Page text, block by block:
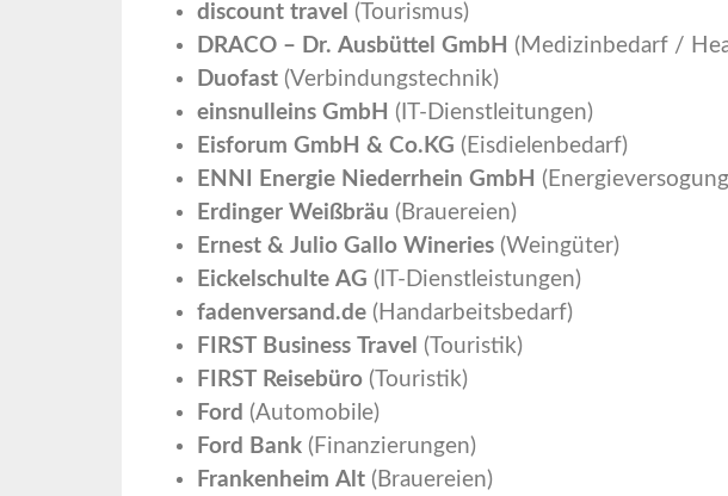
discount travel (Tourismus)
DRACO – Dr. Ausbüttel GmbH (Medizinbedarf /
Duofast(Verbindungstechnik)
einsnulleins GmbH (IT-Dienstleitungen)
Eisforum GmbH & Co.KG (Eisdielenbedarf)
ENNI Energie Niederrhein GmbH
Erdinger Weißbräu (Brauereien)
Ernest & Julio Gallo Wineries(Weingüter)
Eickelschulte AG (IT-Dienstleistungen)
fadenversand.de(Handarbeitsbedarf)
FIRST Business Travel (Touristik)
FIRST Reisebüro(Touristik)
Ford (Automobile)
Ford Bank(Finanzierungen)
Frankenheim Alt(Brauereien)